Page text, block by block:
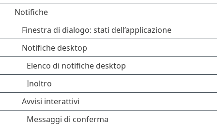
Notifiche
Finestra di dialogo: stati dell’applicazione
Notifiche desktop
Elenco di notifiche desktop
Inoltro
Avvisi interattivi
Messaggi di conferma